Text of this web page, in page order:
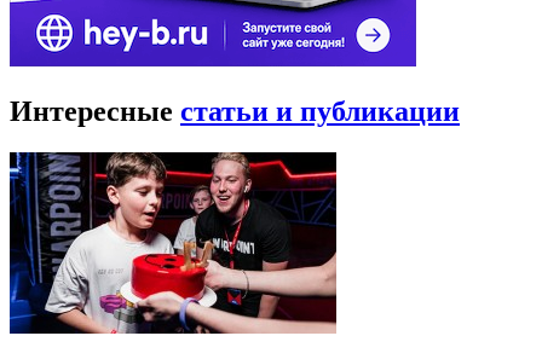
Интересные статьи и публикации